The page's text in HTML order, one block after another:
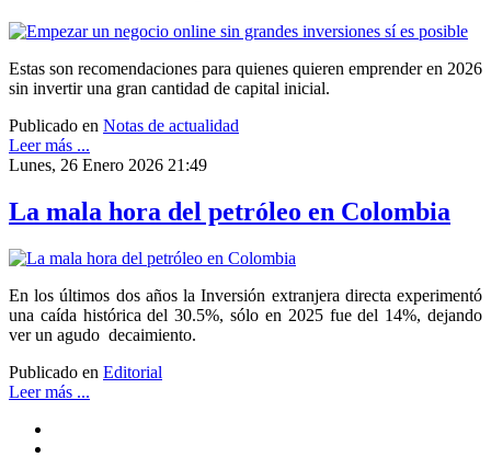
Estas son recomendaciones para quienes quieren emprender en 2026
sin invertir una gran cantidad de capital inicial.
Publicado en Notas de actualidad
Leer más ...
Lunes, 26 Enero 2026 21:49
La mala hora del petróleo en Colombia
En los últimos dos años la Inversión extranjera directa experimentó
una caída histórica del 30.5%, sólo en 2025 fue del 14%, dejando
ver un agudo decaimiento.
Publicado en Editorial
Leer más ...